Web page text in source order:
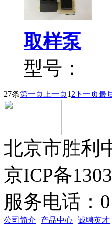
取样泵
型号：
27条第一页 上一页1 2下一页最
北京市胜利
京ICP备
服务电话：
公司简介 | 产品中心 | 诚聘英才